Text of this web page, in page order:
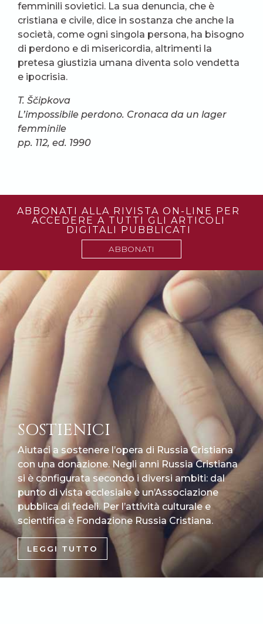
femminili sovietici. La sua denuncia, che è
cristiana e civile, dice in sostanza che anche la
società, come ogni singola persona, ha bisogno
di perdono e di misericordia, altrimenti la
pretesa giustizia umana diventa solo vendetta
e ipocrisia.
T. Ščipkova
L’impossibile perdono. Cronaca da un lager
femminile
pp. 112, ed. 1990
ABBONATI ALLA RIVISTA ON-LINE PER
ACCEDERE A TUTTI GLI ARTICOLI
DIGITALI PUBBLICATI
ABBONATI
SOSTIENICI
Aiutaci a sostenere l’opera di Russia Cristiana
con una donazione. Negli anni Russia Cristiana
si è configurata secondo i diversi ambiti: dal
punto di vista ecclesiale è un’Associazione
pubblica di fedeli. Per l’attività culturale e
scientifica è Fondazione Russia Cristiana.
LEGGI TUTTO